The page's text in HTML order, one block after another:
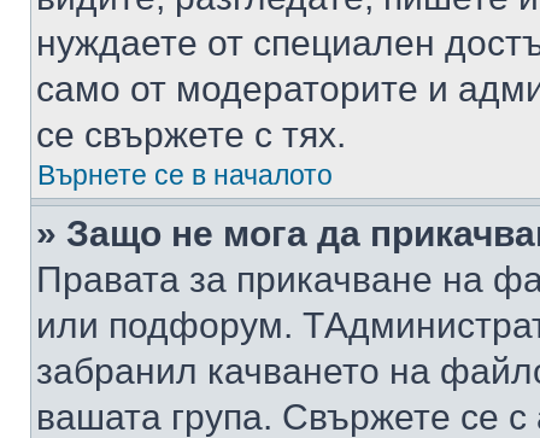
нуждаете от специален
само от модераторите и
се свържете с тях.
Върнете се в началото
» Защо не мога да
Правата за прикачване на
или подфорум.
забранил качването на
вашата група. Свържете се